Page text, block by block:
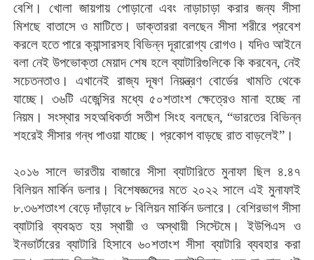
বেশি। খোলা জায়গায় পোড়ানো এবং নাড়াচাড়া করার জন্য সীসা
মিশছে বাতাসে ও মাটিতে। ডাক্তাররা বলছেন সীসা শরীরে প্রবেশ
করলে হতে পারে ক্যান্সারসহ বিভিন্ন দূরারোগ্য রোগও। যদিও আইনে
বলা নেই উপভোক্তা মেয়াদ শেষ হলে ব্যাটারিগুলিকে কি করবেন, নেই
সচেতনতাও। এখানেই রাজ্য দূষণ নিয়ন্ত্রণ বোর্ডের খামতি থেকে
যাচ্ছে। ৩৬টি এজেন্সির মধ্যে ৫০শতাংশ ক্ষেত্রেও মানা হচ্ছে না
নিয়ম। সংস্থার সহঅধিকর্তা সতীশ সিংহ বলছেন, “ভারতের বিভিন্ন
শহরেই সীসার গন্ধ পাওয়া যাচ্ছে। প্রকোপ বাড়ছে রাত বাড়লেই”।
২০১৬ সালে ভারতীয় বাজারে সীসা ব্যাটারিতে মুনাফা ছিল ৪.৪৭
বিলিয়ন মার্কিন ডলার। বিশেষজ্ঞদের মতে ২০২২ সালে এই মুনাফাই
৮.৩৬শতাংশ বেড়ে দাঁড়াবে ৮ বিলিয়ন মার্কিন ডলারে। বেশিরভাগ সীসা
ব্যাটারি ব্যবহৃত হয় স্থায়ী ও অস্থায়ী সিস্টেমে। ইউপিএস ও
ইনভার্টারের ব্যাটারি হিসাবে ৬০শতাংশ সীসা ব্যাটারি ব্যবহার করা